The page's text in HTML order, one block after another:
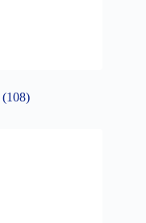
(108)